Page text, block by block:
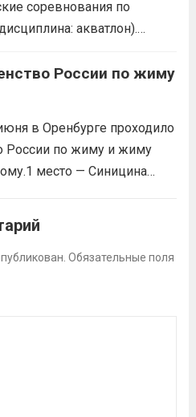
соревнования по
акватлон).
Станислав, занял 1
спортсмена тренер-
Читать дальше
России по жиму
в Оренбурге проходило
России по жиму и жиму
место — Синицина
Я.С.)
Обязательные поля